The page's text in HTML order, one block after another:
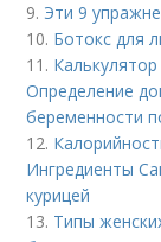
9. Эти 9
10. Ботокс для
11.
Определение
беременности
12.
Ингредиенты
курицей
13. Типы